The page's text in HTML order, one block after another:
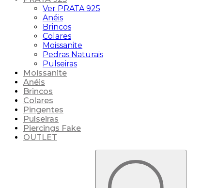
Ver PRATA 925
Anéis
Brincos
Colares
Moissanite
Pedras Naturais
Pulseiras
Moissanite
Anéis
Brincos
Colares
Pingentes
Pulseiras
Piercings Fake
OUTLET